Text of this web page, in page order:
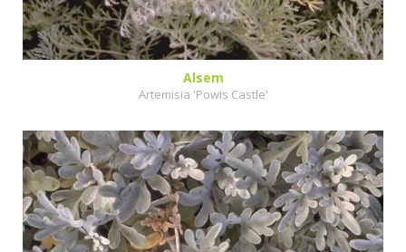
Alsem
Artemisia 'Powis Castle'